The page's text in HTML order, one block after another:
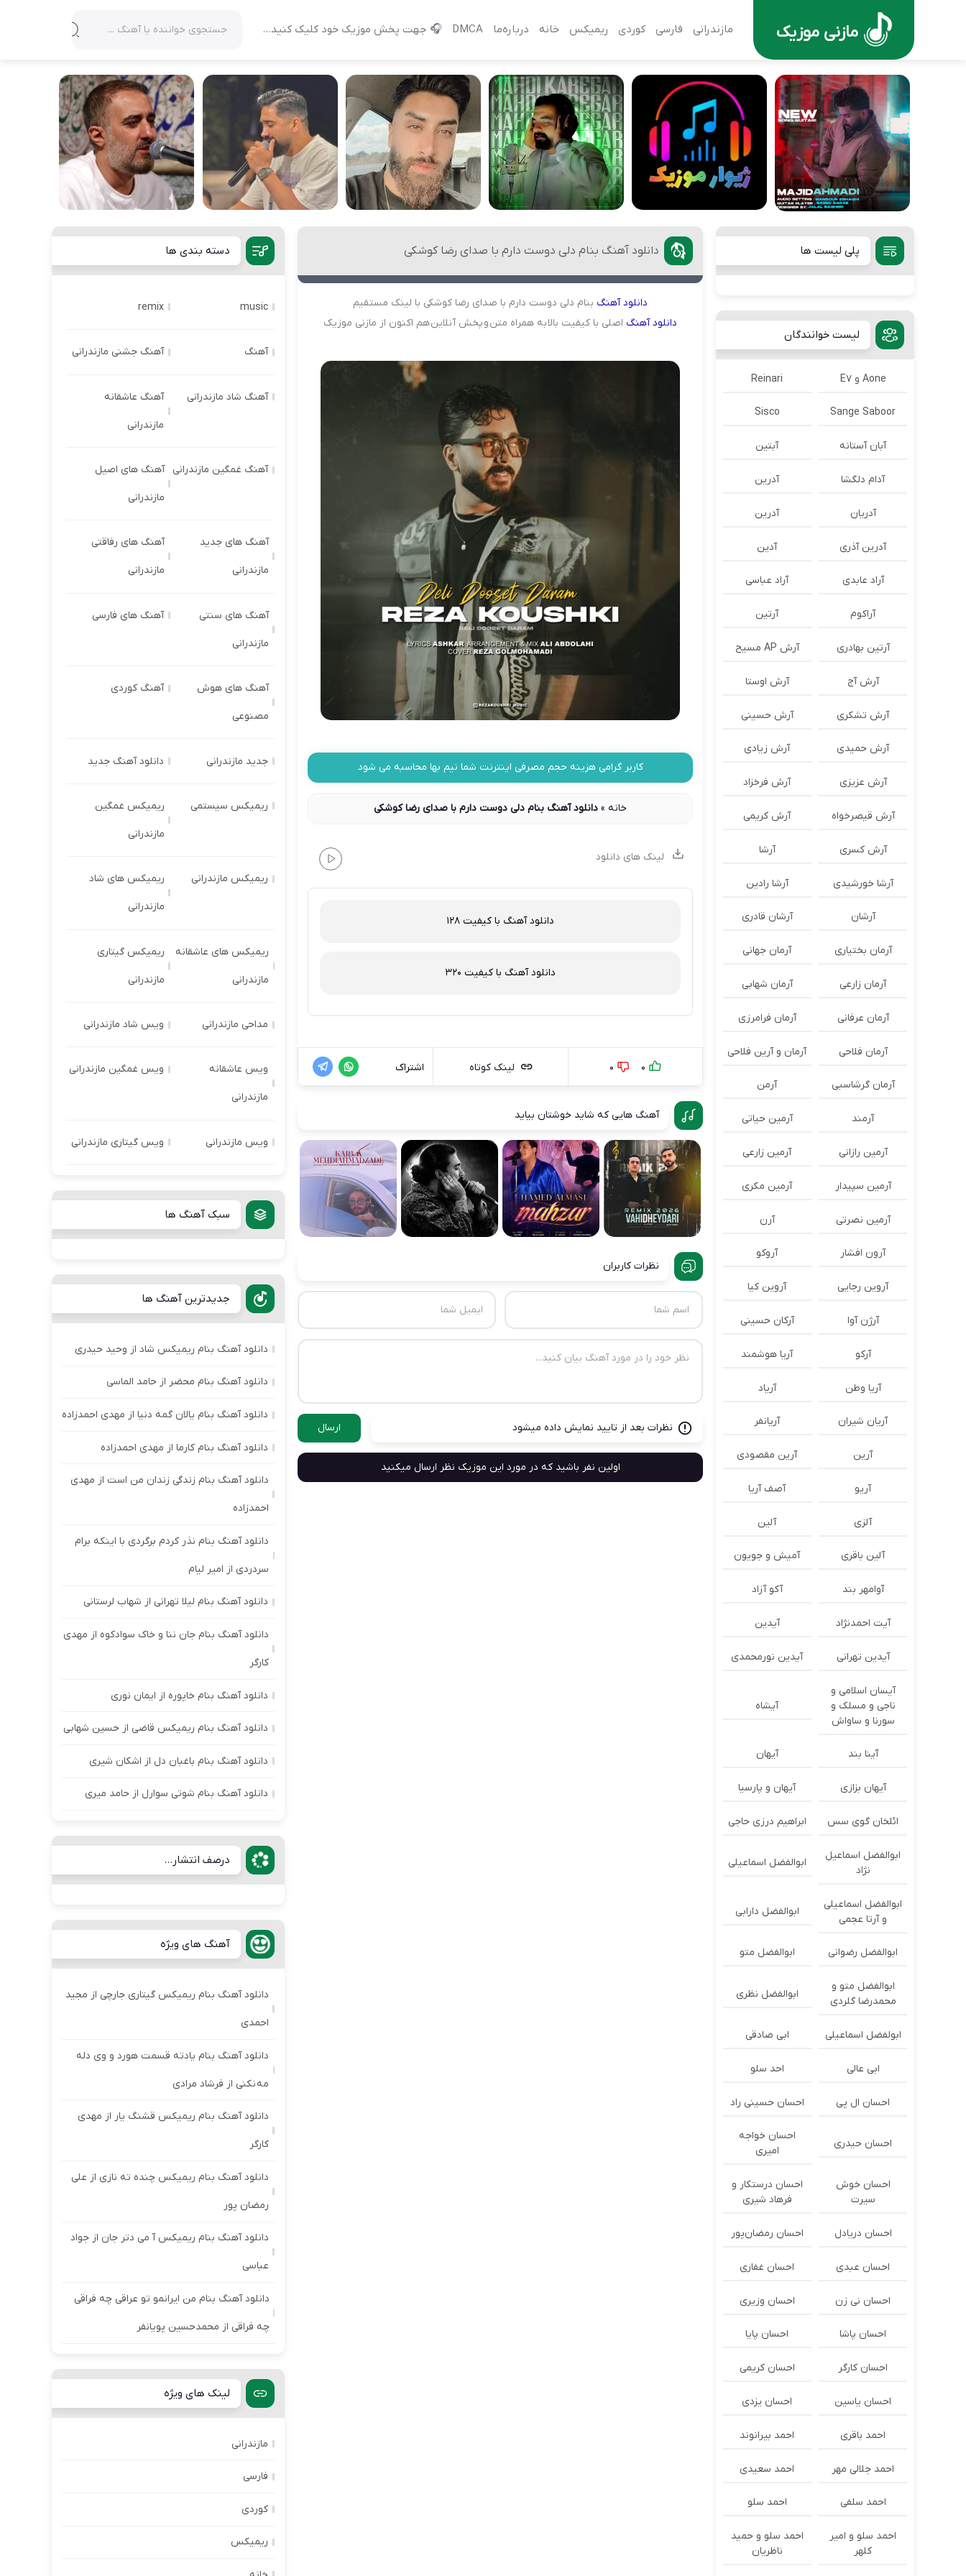
مازنی موزیک مازندرانی فارسی کوردی ریمیکس خانه درباره‌‌ما DMCA 🎧 جهت پخش موزیک خود کلیک کنید…
دانلود آهنگ بنام دلی دوست دارم با صدای رضا کوشکی
دانلودآهنگ بنام دلی دوست دارم با صدای رضا کوشکی با لینک مستقیم
دانلودآهنگ اصلی با کیفیت بالا به همراه متن و پخش آنلاین هم اکنون از مازنی موزیک
کاربر گرامی هزینه حجم مصرفی اینترنت شما نیم بها محاسبه می شود
خانه » دانلود آهنگ بنام دلی دوست دارم با صدای رضا کوشکی
لینک های دانلود
دانلود آهنگ با کیفیت 128
دانلود آهنگ با کیفیت 320
0
0 لینک کوتاه اشتراک
آهنگ هایی که شاید خوشتان بیاید
نظرات کاربران
نظرات بعد از تایید نمایش داده میشود ارسال
اولین نفر باشید که در مورد این موزیک نظر ارسال میکنید
پلی لیست ها
لیست خوانندگان
Aone و E7 Reinari
Sange Saboor
Sisco
آبان آستانه آبتین
آدام دلگشا آدرين
آدریان آدرین
آدرین آذری آدین
آراد عابدی آراد عباسی
آراکوم آرتین
آرتین بهادری آرش AP مسیح
آرش آج آرش اوستا
آرش تشکری آرش حسینی
آرش حمیدی آرش زیادی
آرش عزیزی آرش فرخزاد
آرش قیصرخواه آرش کریمی
آرش کسری آرشا
آرشا خورشیدی آرشا رادین
آرشان آرشان قادری
آرمان بختیاری آرمان جهانی
آرمان زارعی آرمان شهابی
آرمان عرفانی آرمان فرامرزی
آرمان فلاحی آرمان و آرین فلاحی
آرمان گرشاسبی آرمن
آرمند آرمین حیاتی
آرمین رازانی آرمین زارعی
آرمین سپیدار آرمین مکری
آرمین نصرتی آرن
آرون افشار آروکو
آروین رجایی آروین کیا
آرژن آوا آرکان حسینی
آرکو آریا هوشمند
آریا وطن آریاد
آریان شیران آریانفر
آرین آرین مقصودی
آریو آصف آریا
آلزی آلین
آلین باقری آمیش و جویون
آوامهر بند آکو آزاد
آیت احمدنژاد آیدین
آیدین تهرانی آیدین نورمحمدی
آیسان اسلامی و
ناجی و مسلک و
سورنا و ساواش
آیشاه
آینا بند آیهان
آیهان بزازی آیهان و پارسیا
ائلخان گوی سس ابراهیم درزی حاجی
ابوالفضل اسماعیل
نژاد
ابوالفضل اسماعیلی
ابوالفضل اسماعیلی
و آرتا عجمی
ابوالفضل دارابی
ابوالفضل رضوانی ابوالفضل متو
ابوالفضل متو و
محمدرضا گلردی
ابوالفضل نظری
ابولفضل اسماعیلی ابی صادقی
ابی عالی احد سلو
احسان ال پی احسان حسینی راد
احسان حیدری
احسان خواجه
امیری
احسان خوش
سیرت
احسان درستكار و
فرهاد شيرى
احسان دریادل احسان رمضان‌پور
احسان عبدی احسان غفاری
احسان نی زن احسان وزیری
احسان پاشا احسان پایا
احسان کارگر احسان کریمی
احسان یاسین احسان یزدی
احمد باقری احمد بیرانوند
احمد جلالی مهر احمد سعیدی
احمد سلفی احمد سلو
احمد سلو و امیر
کلهر
احمد سلو و حمید
ناظریان
دسته بندی ها
music
remix
آهنگ آهنگ جشنی مازندرانی
آهنگ شاد مازندرانی آهنگ عاشقانه
مازندرانی
آهنگ غمگین مازندرانی آهنگ های اصیل
مازندرانی
آهنگ های جدید
مازندرانی
آهنگ های رفاقتی
مازندرانی
آهنگ های سنتی
مازندرانی
آهنگ های فارسی
آهنگ های هوش
مصنوعی
آهنگ کوردی
جدید مازندرانی دانلود آهنگ جدید
ریمیکس سیستمی ریمیکس غمگین
مازندرانی
ریمیکس مازندرانی ریمیکس های شاد
مازندرانی
ریمیکس های عاشقانه
مازندرانی
ریمیکس گیتاری
مازندرانی
مداحی مازندرانی ویس شاد مازندرانی
ویس عاشقانه
مازندرانی
ویس غمگین مازندرانی
ویس مازندرانی ویس گیتاری مازندرانی
سبک آهنگ ها
جدیدترین آهنگ ها
دانلود آهنگ بنام ریمیکس شاد از وحید حیدری
دانلود آهنگ بنام محضر از حامد الماسی
دانلود آهنگ بنام یالان گمه دنیا از مهدی احمدزاده
دانلود آهنگ بنام کارما از مهدی احمدزاده
دانلود آهنگ بنام زندگی زندان من است از مهدی
احمدزاده
دانلود آهنگ بنام نذر کردم برگردی با اینکه برام
سردردی از امیر لیام
دانلود آهنگ بنام لیلا تهرانی از شهاب لرستانی
دانلود آهنگ بنام جان ننا و خاک سوادکوه از مهدی
کارگر
دانلود آهنگ بنام خاپوره از ایمان نوری
دانلود آهنگ بنام ریمیکس قاضی از حسین شهابی
دانلود آهنگ بنام باغبان دل از اشکان شیری
دانلود آهنگ بنام شوتی سوارل از حامد میری
درصف انتشار...
آهنگ های ویژه
دانلود آهنگ بنام ریمیکس گیتاری جارچی از مجید
احمدی
دانلود آهنگ بنام یادته قسمت هورد و وی دله
مه نکنی از فرشاد مرادی
دانلود آهنگ بنام ریمیکس قشنگ یار از مهدی
کارگر
دانلود آهنگ بنام ریمیکس چنده ته نازی از علی
رمضان پور
دانلود آهنگ بنام ریمیکس آ می دتر جان از جواد
عباسی
دانلود آهنگ بنام من ایرانمو تو عراقی چه فراقی
چه فراقی از محمدحسین پویانفر
لینک های ویژه
مازندرانی
فارسی
کوردی
ریمیکس